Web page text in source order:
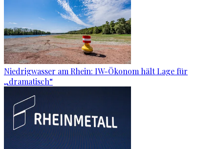
Niedrigwasser am Rhein: IW-Ökonom hält Lage für
„dramatisch“